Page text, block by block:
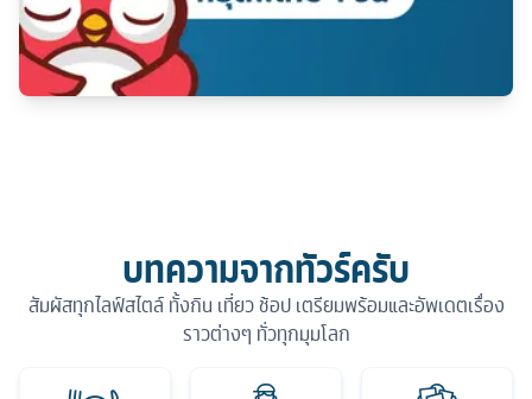
บทความจากทัวร์ครับ
สัมผัสทุกไลฟ์สไตล์ ทั้งกิน เที่ยว ช้อป เตรียมพร้อมและอัพเดตเรื่อง
ราวต่างๆ ทั่วทุกมุมโลก